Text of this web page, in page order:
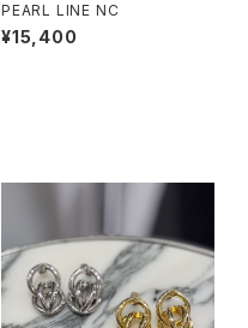
PEARL LINE NC
¥15,400